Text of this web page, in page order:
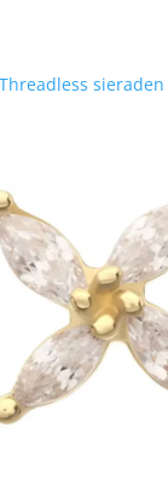
Threadless sieraden